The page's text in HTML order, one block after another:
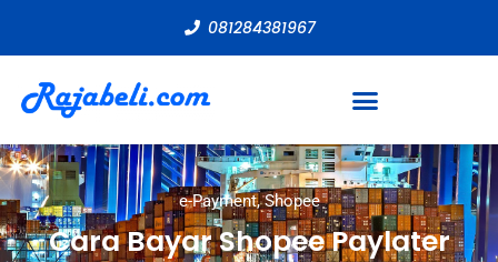
081284381967
e-Payment,Shopee
Cara Bayar Shopee Paylater